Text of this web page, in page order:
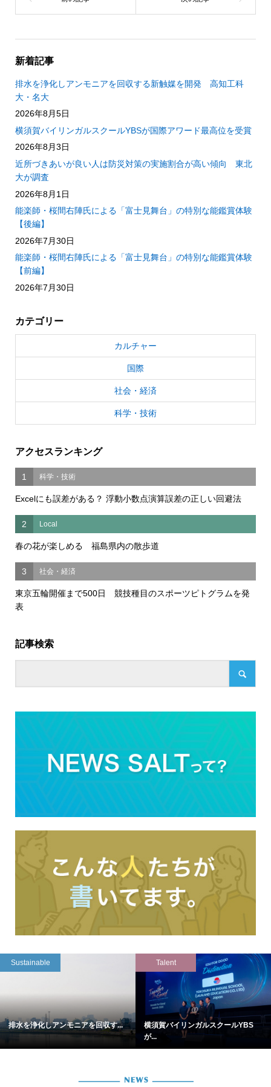
新着記事
排水を浄化しアンモニアを回収する新触媒を開発 高知工科
大・名大
2026年8月5日
横須賀バイリンガルスクールYBSが国際アワード最高位を受賞
2026年8月3日
近所づきあいが良い人は防災対策の実施割合が高い傾向 東北
大が調査
2026年8月1日
能楽師・桜間右陣氏による「富士見舞台」の特別な能鑑賞体験
【後編】
2026年7月30日
能楽師・桜間右陣氏による「富士見舞台」の特別な能鑑賞体験
【前編】
2026年7月30日
カテゴリー
カルチャー
国際
社会・経済
科学・技術
アクセスランキング
1 科学・技術
Excelにも誤差がある？ 浮動小数点演算誤差の正しい回避法
2 Local
春の花が楽しめる 福島県内の散歩道
3 社会・経済
東京五輪開催まで500日 競技種目のスポーツピトグラムを発
表
記事検索
Sustainable
排水を浄化しアンモニアを回収す...
Talent
横須賀バイリンガルスクールYBS
が...